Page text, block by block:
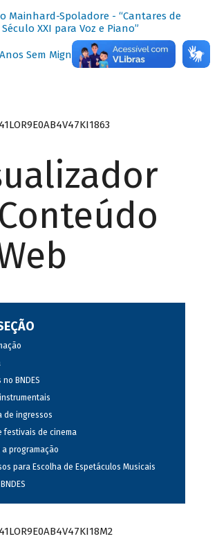
Mainhard-Spoladore - “Cantares de
XXI para Voz e Piano”
Sem Mignone
BNDES
de ingressos
festivais de cinema
a programação
para Escolha de Espetáculos Musicais